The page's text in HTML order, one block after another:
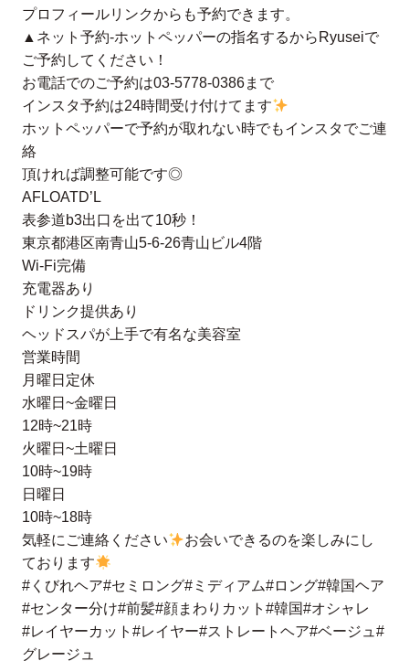
プロフィールリンクからも予約できます。
▲ネット予約-ホットペッパーの指名するからRyuseiで
ご予約してください！
お電話でのご予約は03-5778-0386まで
インスタ予約は24時間受け付けてます
ホットペッパーで予約が取れない時でもインスタでご連
絡
頂ければ調整可能です◎
AFLOATD’L
表参道b3出口を出て10秒！
東京都港区南青山5-6-26青山ビル4階
Wi-Fi完備
充電器あり
ドリンク提供あり
ヘッドスパが上手で有名な美容室
営業時間
月曜日定休
水曜日~金曜日
12時~21時
火曜日~土曜日
10時~19時
日曜日
10時~18時
気軽にご連絡ください
お会いできるのを楽しみにし
ております
#くびれヘア#セミロング#ミディアム#ロング#韓国ヘア
#センター分け#前髪#顔まわりカット#韓国#オシャレ
#レイヤーカット#レイヤー#ストレートヘア#ベージュ#
グレージュ